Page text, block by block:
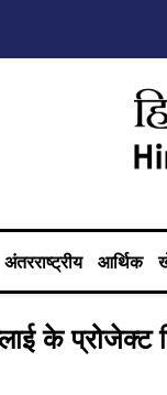
अंतरराष्ट्रीय आर्थिक
के